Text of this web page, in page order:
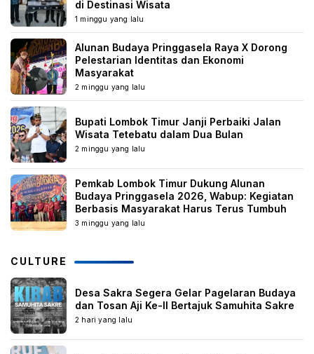
di Destinasi Wisata
1 minggu yang lalu
Alunan Budaya Pringgasela Raya X Dorong
Pelestarian Identitas dan Ekonomi
Masyarakat
2 minggu yang lalu
Bupati Lombok Timur Janji Perbaiki Jalan
Wisata Tetebatu dalam Dua Bulan
2 minggu yang lalu
Pemkab Lombok Timur Dukung Alunan
Budaya Pringgasela 2026, Wabup: Kegiatan
Berbasis Masyarakat Harus Terus Tumbuh
3 minggu yang lalu
CULTURE
Desa Sakra Segera Gelar Pagelaran Budaya
dan Tosan Aji Ke-II Bertajuk Samuhita Sakre
2 hari yang lalu